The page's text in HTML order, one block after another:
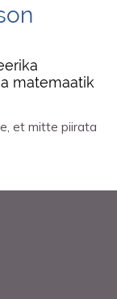
matemaatik
et mitte piirata